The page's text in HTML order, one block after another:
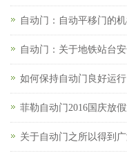
自动门：自动平移门的
自动门：关于地铁站台
如何保持自动门良好运行
菲勒自动门2016国庆放
关于自动门之所以得到